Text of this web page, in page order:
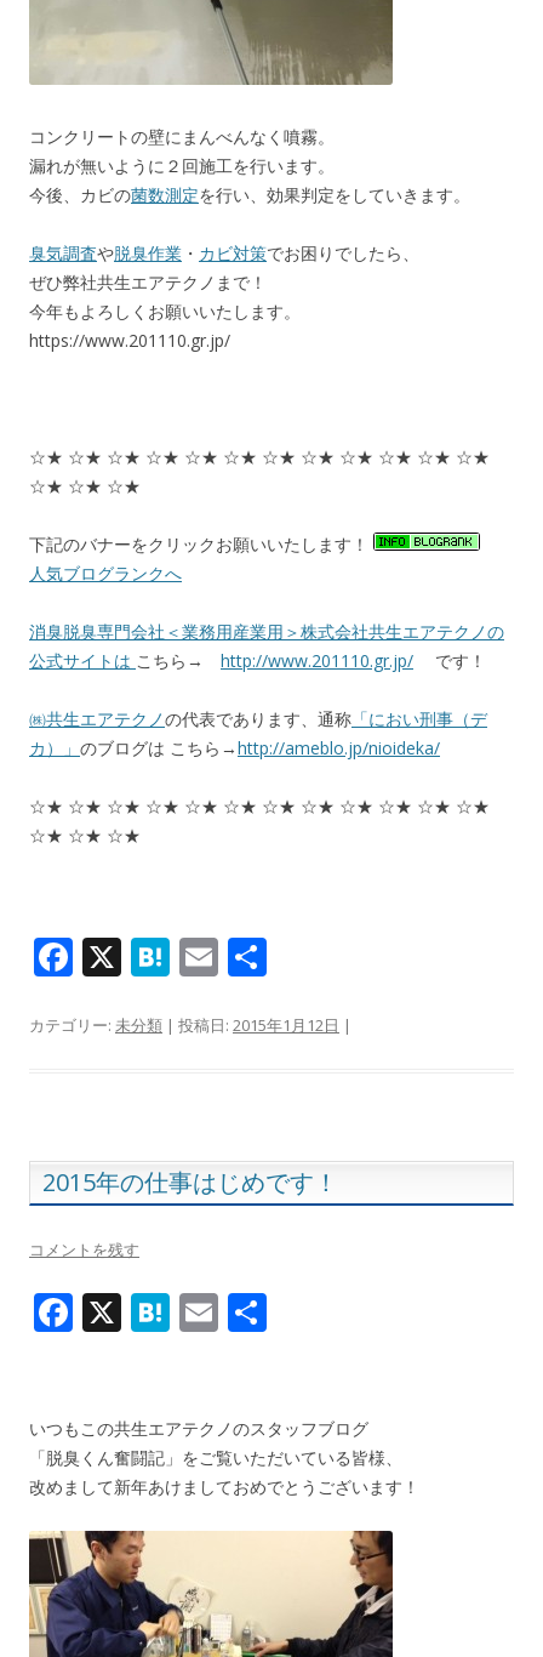
コンクリートの壁にまんべんなく噴霧。
漏れが無いように２回施工を行います。
今後、カビの菌数測定を行い、効果判定をしていきます。
臭気調査や脱臭作業 ・ カビ対策でお困りでしたら、
ぜひ弊社共生エアテクノまで！
今年もよろしくお願いいたします。
https://www.201110.gr.jp/
☆★ ☆★ ☆★ ☆★ ☆★ ☆★ ☆★ ☆★ ☆★ ☆★ ☆★ ☆★
☆★ ☆★ ☆★
下記のバナーをクリックお願いいたします！
人気ブログランクへ
消臭脱臭専門会社＜業務用産業用＞株式会社共生エアテクノの
公式サイトは こちら→ http://www.201110.gr.jp/ です！
㈱共生エアテクノの代表であります、通称 「におい刑事（デ
カ）」 のブログは こちら→http://ameblo.jp/nioideka/
☆★ ☆★ ☆★ ☆★ ☆★ ☆★ ☆★ ☆★ ☆★ ☆★ ☆★ ☆★
☆★ ☆★ ☆★
F
e
o
k
X H
e
E
ai
カテゴリー: 未分類 | 投稿日: 2015年1月12日 |
2015年の仕事はじめです！
コメントを残す
F
b
o
o
k
X H
n
a
E
l
いつもこの共生エアテクノのスタッフブログ
「脱臭くん奮闘記」をご覧いただいている皆様、
改めまして新年あけましておめでとうございます！